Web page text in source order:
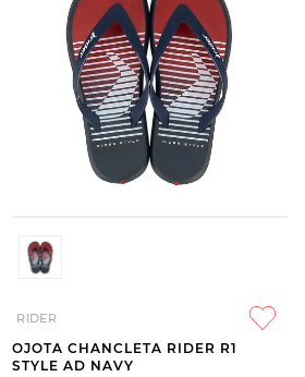
RIDER
OJOTA CHANCLETA RIDER R1
STYLE AD NAVY